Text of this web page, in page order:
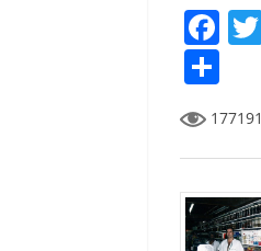
F
e
b
o
o
o
m
p
ar
til
177191